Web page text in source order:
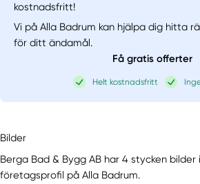
kostnadsfritt!
Vi på Alla Badrum kan hjälpa dig hitta
för ditt ändamål.
Få gratis offerter
Helt kostnadsfritt
Bilder
Berga Bad & Bygg AB har 4 stycken bilder
företagsprofil på Alla Badrum.